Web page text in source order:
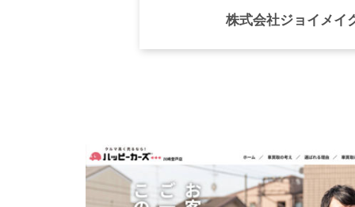
株式会社ジョイメイ